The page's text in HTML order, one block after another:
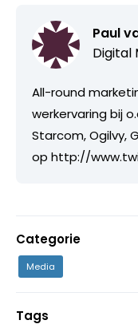
Paul
Digital
All-round
werkervaring bij
Starcom, Ogilvy,
op http://
Categorie
Media
Tags